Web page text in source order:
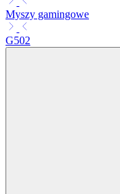
Myszy gamingowe
G502